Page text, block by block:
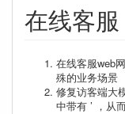
在线客服
在线客服web
殊的业务场景
修复访客端大
中带有 ’ ，从